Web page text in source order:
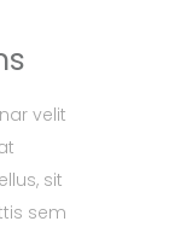
velit
sit
sem